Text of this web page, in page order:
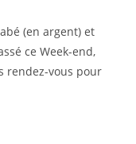
(en argent) et
ce Week-end,
rendez-vous pour